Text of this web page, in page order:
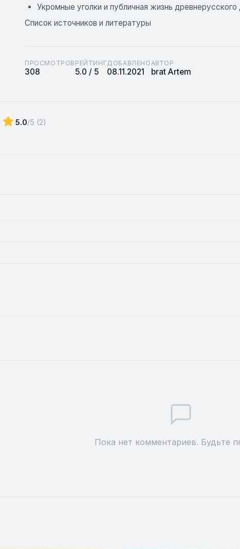
Укромные уголки и публичная жизнь
Список источников и литературы
ПРОСМОТРОВ
308
РЕЙТИНГ
5.0 / 5
ДОБАВЛЕНО
08.11.2021
АВТОР
brat Artem
5.0/5 (2)
Пока нет комментариев. Будьте